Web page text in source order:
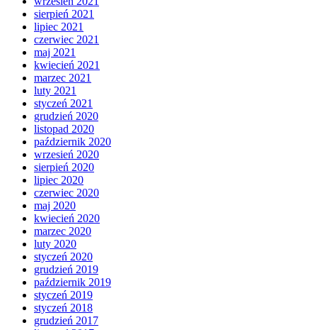
sierpień 2021
lipiec 2021
czerwiec 2021
maj 2021
kwiecień 2021
marzec 2021
luty 2021
styczeń 2021
grudzień 2020
listopad 2020
październik 2020
wrzesień 2020
sierpień 2020
lipiec 2020
czerwiec 2020
maj 2020
kwiecień 2020
marzec 2020
luty 2020
styczeń 2020
grudzień 2019
październik 2019
styczeń 2019
styczeń 2018
grudzień 2017